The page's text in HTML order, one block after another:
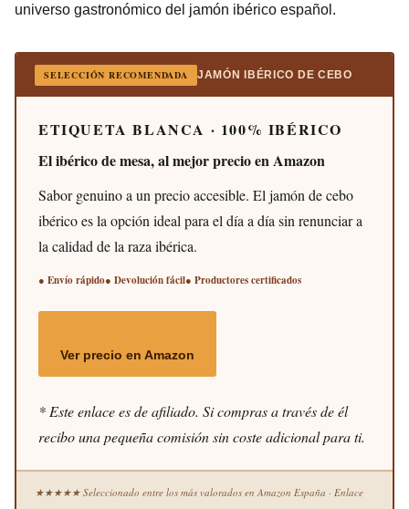
universo gastronómico del jamón ibérico español.
SELECCIÓN RECOMENDADA JAMÓN IBÉRICO DE CEBO
ETIQUETA BLANCA · 100% IBÉRICO
El ibérico de mesa, al mejor precio en Amazon
Sabor genuino a un precio accesible. El jamón de cebo
ibérico es la opción ideal para el día a día sin renunciar a
la calidad de la raza ibérica.
● Envío rápido● Devolución fácil● Productores certificados
Ver precio en Amazon
* Este enlace es de afiliado. Si compras a través de él
recibo una pequeña comisión sin coste adicional para ti.
★★★★★ Seleccionado entre los más valorados en Amazon España · Enlace